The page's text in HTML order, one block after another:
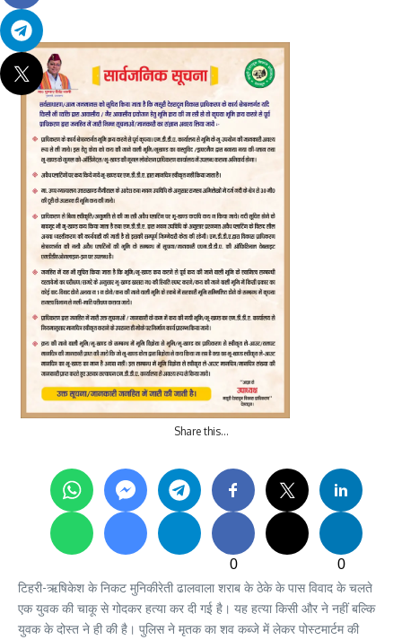
Share this…
0
0
टिहरी-ऋषिकेश के निकट मुनिकीरेती ढालवाला शराब के ठेके के पास विवाद के चलते
एक युवक की चाकू से गोदकर हत्या कर दी गई है। यह हत्या किसी और ने नहीं बल्कि
युवक के दोस्त ने ही की है। पुलिस ने मृतक का शव कब्जे में लेकर पोस्टमार्टम की